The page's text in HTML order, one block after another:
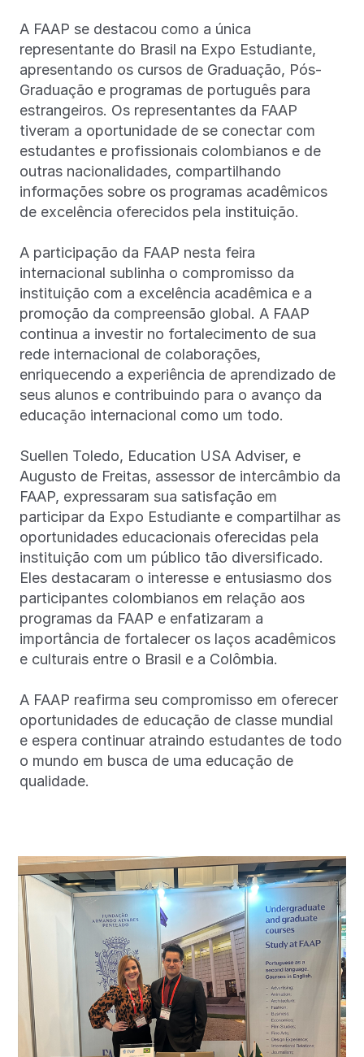
A FAAP se destacou como a única
representante do Brasil na Expo Estudiante,
apresentando os cursos de Graduação, Pós-
Graduação e programas de português para
estrangeiros. Os representantes da FAAP
tiveram a oportunidade de se conectar com
estudantes e profissionais colombianos e de
outras nacionalidades, compartilhando
informações sobre os programas acadêmicos
de excelência oferecidos pela instituição.
A participação da FAAP nesta feira
internacional sublinha o compromisso da
instituição com a excelência acadêmica e a
promoção da compreensão global. A FAAP
continua a investir no fortalecimento de sua
rede internacional de colaborações,
enriquecendo a experiência de aprendizado de
seus alunos e contribuindo para o avanço da
educação internacional como um todo.
Suellen Toledo, Education USA Adviser, e
Augusto de Freitas, assessor de intercâmbio da
FAAP, expressaram sua satisfação em
participar da Expo Estudiante e compartilhar as
oportunidades educacionais oferecidas pela
instituição com um público tão diversificado.
Eles destacaram o interesse e entusiasmo dos
participantes colombianos em relação aos
programas da FAAP e enfatizaram a
importância de fortalecer os laços acadêmicos
e culturais entre o Brasil e a Colômbia.
A FAAP reafirma seu compromisso em oferecer
oportunidades de educação de classe mundial
e espera continuar atraindo estudantes de todo
o mundo em busca de uma educação de
qualidade.